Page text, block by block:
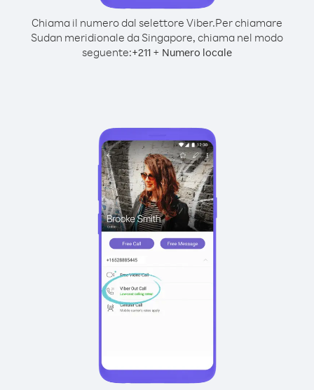
Chiama il numero dal selettore Viber.Per chiamare
Sudan meridionale da Singapore, chiama nel modo
seguente:+211 + Numero locale